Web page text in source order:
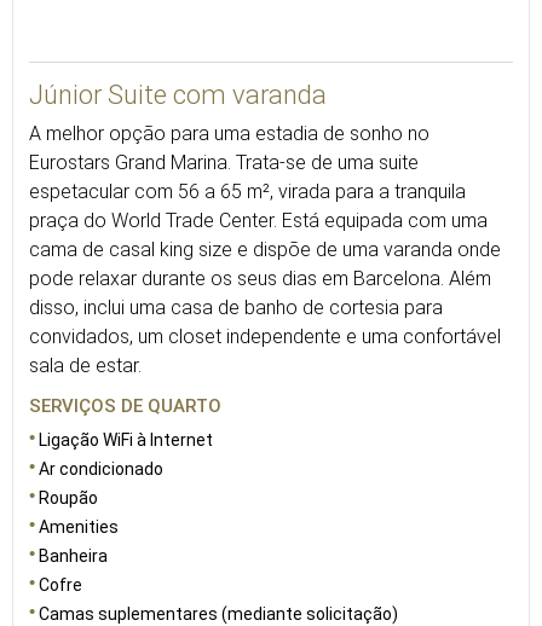
Júnior Suite com varanda
A melhor opção para uma estadia de sonho no
Eurostars Grand Marina. Trata-se de uma suite
espetacular com 56 a 65 m², virada para a tranquila
praça do World Trade Center. Está equipada com uma
cama de casal king size e dispõe de uma varanda onde
pode relaxar durante os seus dias em Barcelona. Além
disso, inclui uma casa de banho de cortesia para
convidados, um closet independente e uma confortável
sala de estar.
SERVIÇOS DE QUARTO
Ligação WiFi à Internet
Ar condicionado
Roupão
Amenities
Banheira
Cofre
Camas suplementares (mediante solicitação)